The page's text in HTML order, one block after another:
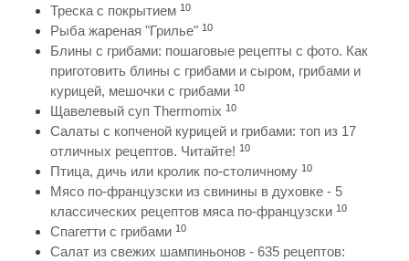
Треска с покрытием 10
Рыба жареная "Грилье" 10
Блины с грибами: пошаговые рецепты с фото. Как
приготовить блины с грибами и сыром, грибами и
курицей, мешочки с грибами 10
Щавелевый суп Thermomix 10
Салаты с копченой курицей и грибами: топ из 17
отличных рецептов. Читайте! 10
Птица, дичь или кролик по-столичному 10
Мясо по-французски из свинины в духовке - 5
классических рецептов мяса по-французски 10
Спагетти с грибами 10
Салат из свежих шампиньонов - 635 рецептов: